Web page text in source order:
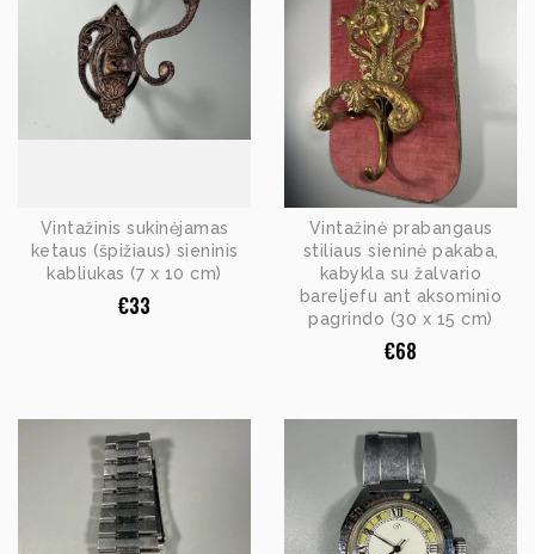
Vintažinis sukinėjamas
ketaus (špižiaus) sieninis
kabliukas (7 x 10 cm)
€33
Vintažinė prabangaus
stiliaus sieninė pakaba,
kabykla su žalvario
bareljefu ant aksominio
pagrindo (30 x 15 cm)
€68